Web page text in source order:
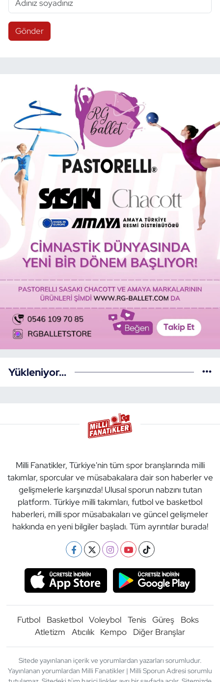
Gönder
Yükleniyor...
Milli Fanatikler, Türkiye'nin tüm spor branşlarında milli
takımlar, sporcular ve müsabakalara dair son haberler ve
gelişmelerle karşınızda! Ulusal sporun nabzını tutan
platform. Türkiye milli takımları, futbol ve basketbol
haberleri, milli spor müsabakaları ve güncel gelişmeler
hakkında en yeni bilgiler başladı. Tüm ayrıntılar burada!
Futbol Basketbol Voleybol Tenis Güreş
Boks
Atletizm
Atıcılık Kempo Diğer Branşlar
Sitede yayınlanan içerik ve yorumlardan yazarları sorumludur.
Yayınlanan yorumlardan Milli Fanatikler | Milli Sporun Adresi sorumlu